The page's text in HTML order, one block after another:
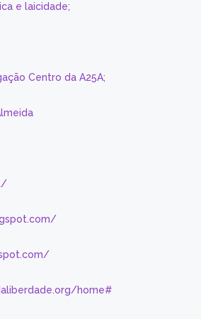
e laicidade;
Centro da A25A;
home#